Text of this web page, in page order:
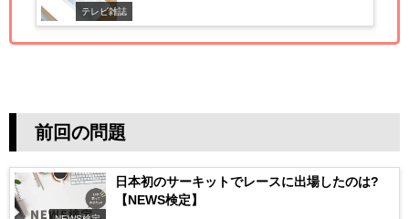
テレビ雑誌
前回の問題
日本初のサーキットでレースに出場したのは?
【NEWS検定】